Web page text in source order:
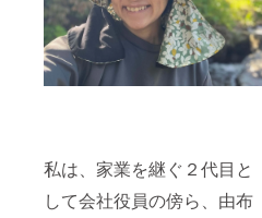
私は、家業を継ぐ２代目と
して会社役員の傍ら、由布